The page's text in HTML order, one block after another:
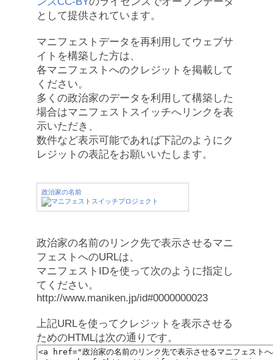
として提供されています。
マニフェストデータを再利用してウェブサ
イトを構築した方は、
各マニフェストへのクレジットを掲載して
ください。
多くの政治家のデータを利用して構築した
場合はマニフェストスイッチへリンクを表
示いただき、
数件など表示可能であれば下記のようにク
レジットの表記をお願いいたします。
政治家の名前
政治家の名前のリンク先で表示させるマニ
フェストへのURLは、
マニフェストIDを使って次のように指定し
てください。
http://www.maniken.jp/id#0000000023
上記URLを使ってクレジットを表示させる
ためのHTMLは次の通りです。